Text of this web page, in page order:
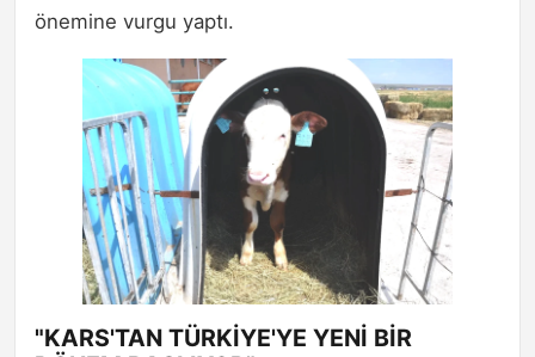
önemine vurgu yaptı.
"KARS'TAN TÜRKİYE'YE YENİ BİR